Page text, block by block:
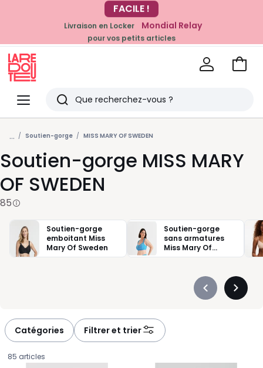
EN CE MOMENT
-20% dès 39€*
sur la mode
Livraison en Locker Mondial Relay
pour vos petits articles
Menu
Redoute
Rechercher
Derniers
articles
vus
Voir
... Soutien-gorge MISS MARY OF SWEDEN
Soutien-gorge MISS MARY
OF SWEDEN
85
Soutien-gorge
emboitant Miss
Mary Of Sweden
Soutien-gorge
sans armatures
Miss Mary Of
Sweden
Précédent
Catégories Filtrer et trier
85 articles